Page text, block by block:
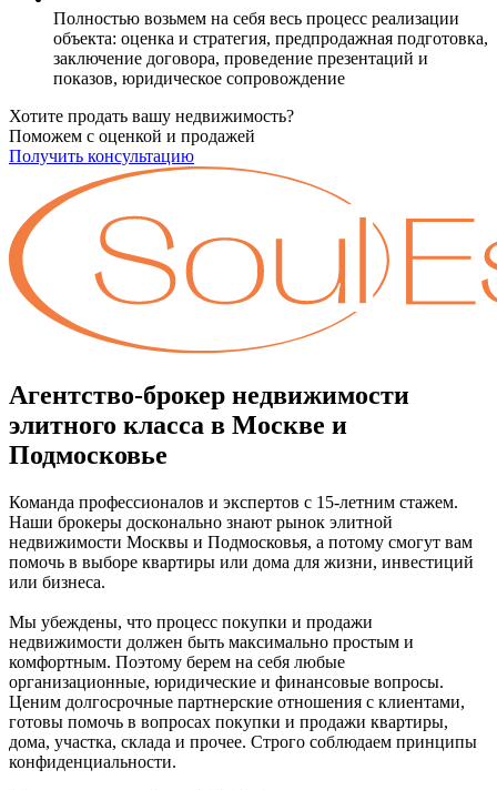
Полностью возьмем на себя весь процесс реализации
объекта: оценка и стратегия, предпродажная подготовка,
заключение договора, проведение презентаций и
показов, юридическое сопровождение
Хотите продать вашу недвижимость?
Поможем с оценкой и продажей
Получить консультацию
Агентство-брокер недвижимости
элитного класса в Москве и
Подмосковье
Команда профессионалов и экспертов с 15-летним стажем.
Наши брокеры досконально знают рынок элитной
недвижимости Москвы и Подмосковья, а потому смогут вам
помочь в выборе квартиры или дома для жизни, инвестиций
или бизнеса.
Мы убеждены, что процесс покупки и продажи
недвижимости должен быть максимально простым и
комфортным. Поэтому берем на себя любые
организационные, юридические и финансовые вопросы.
Ценим долгосрочные партнерские отношения с клиентами,
готовы помочь в вопросах покупки и продажи квартиры,
дома, участка, склада и прочее. Строго соблюдаем принципы
конфиденциальности.